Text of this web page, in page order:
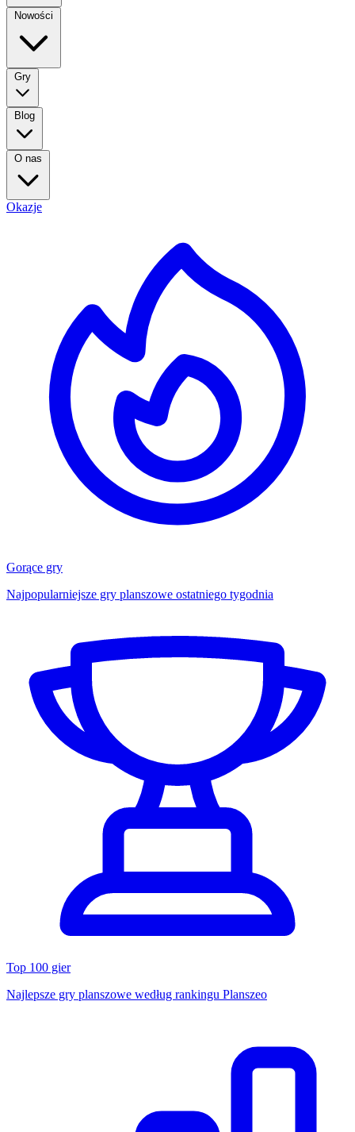
Nowości
Gry
Blog
O nas
Okazje
Gorące gry
Najpopularniejsze gry planszowe ostatniego tygodnia
Top 100 gier
Najlepsze gry planszowe według rankingu Planszeo